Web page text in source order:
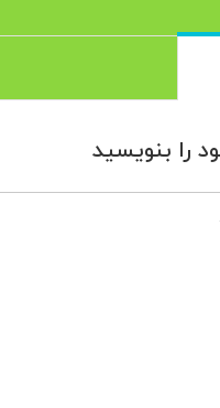
را بنویسید